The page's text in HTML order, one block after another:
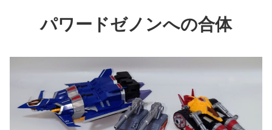
パワードゼノンへの合体